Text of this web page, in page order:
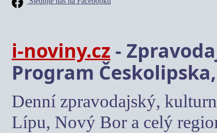
i-noviny.cz -
Program
Denní zpravodajský,
Lípu, Nový Bor a celý